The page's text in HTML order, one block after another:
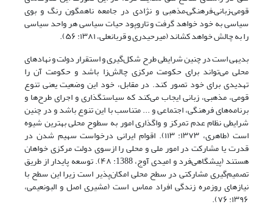
قومی‌–‌زبانی‌–‌فرهنگی‌–‌مذهبی و نژادی در جامعه ناهمگون رنگ و بوی
سیاسی به خود خواهد گرفت و تاروپود حیات سیاسی هر واحد سیاسی
را به چالش خواهد کشاند (میرحیدری و قربانعلی، ۱۳۸۱: ۵۶).
بدیهی است در چنین شرایطی طرح شکل‌گیری و استقرار دولت و نهادهای
محلی می‌تواند برای حکومت مرکزی چالش‌زا باشد و حکومت آن را
تهدیدی برای خود تصور کند. در مقابل، خود این وضعیت یعنی تنوع
قومی، مذهبی، زبانی ایجاب می‌کند که سیاستگذاری و اجرای طرح‌ها و
برنامه‌های فرهنگی، اجتماعی و ... متناسب با این تنوع باشد و در چنین
شرایطی نظام عدم تمرکز و واگذاری امور به سطوح محلی بهترین شیوه
است (طاهری، ۱۳۷۳: ۱۱۳). اقوام ایرانی درخواست سهیم شدن در
قدرت یا مشارکت در امور ملی و محلی را ازسوی دولت مرکزی خواهان
هستند (پیشگاهی‌فرد و امیدی آوج، 1388: ۴۸). توسعه پایدار از طریق
تصمیم‌گیری مشارکتی در سطح محلی امکان‌پذیر است زیرا این سطح با
نیازهای روزمره زندگی افراد مماس است (مشیری ‌اصل و البو‌نعیمی،
۱۳۹۶: ۷۶).